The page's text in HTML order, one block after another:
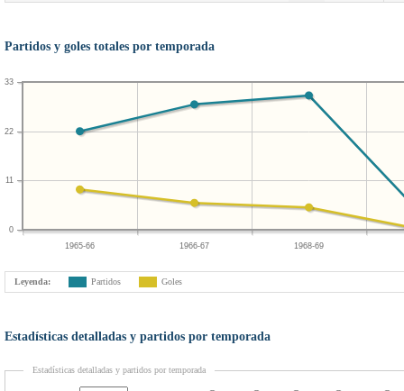
Partidos y goles totales por temporada
1965-66 1966-67 1968-69
0
11
22
33
Leyenda: Partidos Goles
Estadísticas detalladas y partidos por temporada
Estadísticas detalladas y partidos por temporada